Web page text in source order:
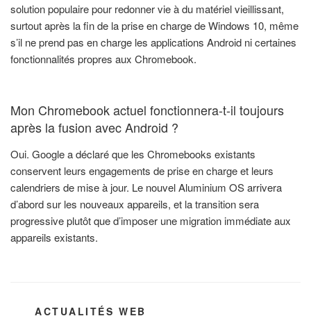
solution populaire pour redonner vie à du matériel vieillissant,
surtout après la fin de la prise en charge de Windows 10, même
s’il ne prend pas en charge les applications Android ni certaines
fonctionnalités propres aux Chromebook.
Mon Chromebook actuel fonctionnera-t-il toujours
après la fusion avec Android ?
Oui. Google a déclaré que les Chromebooks existants
conservent leurs engagements de prise en charge et leurs
calendriers de mise à jour. Le nouvel Aluminium OS arrivera
d’abord sur les nouveaux appareils, et la transition sera
progressive plutôt que d’imposer une migration immédiate aux
appareils existants.
CATÉGORIES
ACTUALITÉS WEB